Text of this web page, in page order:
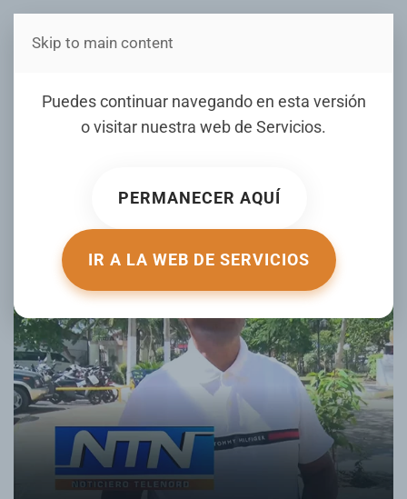
Estás en Telenord Medios
Puedes continuar navegando en esta versión
o visitar nuestra web de Servicios.
PERMANECER AQUÍ
IR A LA WEB DE SERVICIOS
Skip to main content
Movimiento Popular
convoca a una vigilia en
ESCRITO POR FRAULIN RUIZ EL17 MARZO 2025